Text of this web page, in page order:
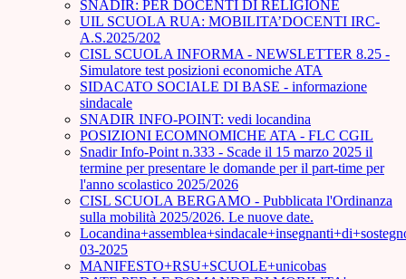
SNADIR: PER DOCENTI DI RELIGIONE
UIL SCUOLA RUA: MOBILITA’DOCENTI IRC-
A.S.2025/202
CISL SCUOLA INFORMA - NEWSLETTER 8.25 -
Simulatore test posizioni economiche ATA
SIDACATO SOCIALE DI BASE - informazione
sindacale
SNADIR INFO-POINT: vedi locandina
POSIZIONI ECOMNOMICHE ATA - FLC CGIL
Snadir Info-Point n.333 - Scade il 15 marzo 2025 il
termine per presentare le domande per il part-time per
l'anno scolastico 2025/2026
CISL SCUOLA BERGAMO - Pubblicata l'Ordinanza
sulla mobilità 2025/2026. Le nuove date.
03-2025
MANIFESTO+RSU+SCUOLE+unicobas